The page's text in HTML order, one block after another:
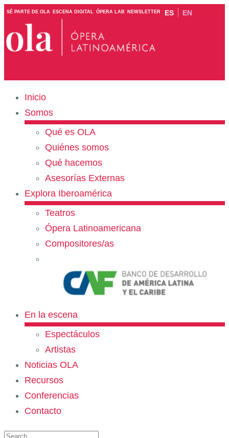
SÉ PARTE DE OLA ESCENA DIGITAL ÓPERA LAB NEWSLETTER ES EN
Inicio
Somos
Qué es OLA
Quiénes somos
Qué hacemos
Asesorías Externas
Explora Iberoamérica
Teatros
Ópera Latinoamericana
Compositores/as
En la escena
Espectáculos
Artistas
Noticias OLA
Recursos
Conferencias
Contacto